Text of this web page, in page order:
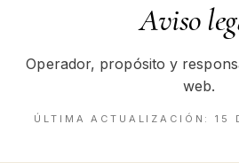
Aviso
Operador, propósito y
web.
ÚLTIMA ACTUALIZACIÓN: 15